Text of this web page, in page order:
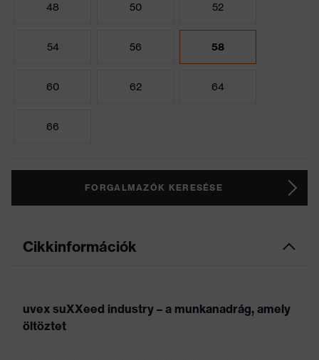
48 50 52
54 56 58
60 62 64
66
FORGALMAZÓK KERESÉSE
Cikkinformációk
uvex suXXeed industry – a munkanadrág, amely
öltöztet